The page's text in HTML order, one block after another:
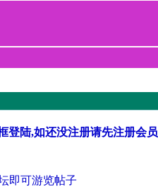
登陆,如还没注册请先注册会
即可游览帖子